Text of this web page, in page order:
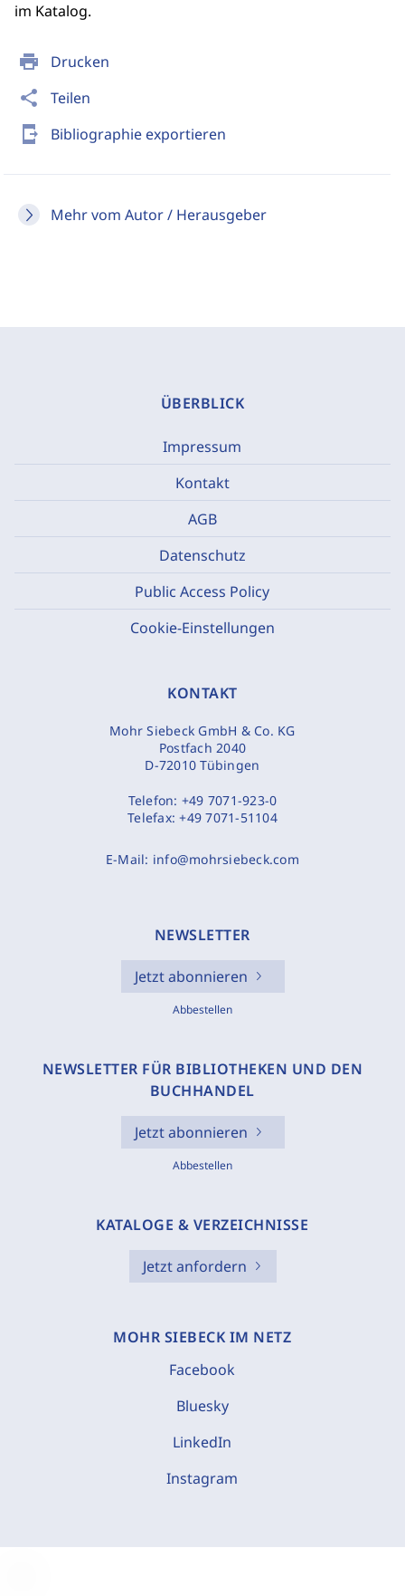
print Drucken
share Teilen
send_to_mobile Bibliographie exportieren
Mehr vom Autor / Herausgeber
im Katalog.
ÜBERBLICK
Impressum
Kontakt
AGB
Datenschutz
Public Access Policy
Cookie-Einstellungen
KONTAKT
Mohr Siebeck GmbH & Co. KG
Postfach 2040
D-72010 Tübingen
Telefon: +49 7071-923-0
Telefax:+49 7071-51104
E-Mail: info@mohrsiebeck.com
NEWSLETTER
Jetzt abonnieren
Abbestellen
NEWSLETTER FÜR BIBLIOTHEKEN UND DEN
BUCHHANDEL
Jetzt abonnieren
Abbestellen
KATALOGE & VERZEICHNISSE
Jetzt anfordern
MOHR SIEBECK IM NETZ
Facebook
Bluesky
LinkedIn
Instagram